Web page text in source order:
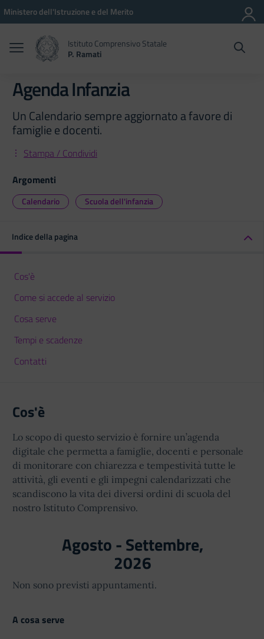
Vai ai contenuti
Vai al menu di navigazione
Vai al footer
Ministero dell'Istruzione e del Merito
Istituto Comprensivo Statale
P. Ramati
Agenda Infanzia
Un Calendario sempre aggiornato a favore di
famiglie e docenti.
Stampa / Condividi
Argomenti
Calendario Scuola dell'infanzia
Indice della pagina
Cos'è
Come si accede al servizio
Cosa serve
Tempi e scadenze
Contatti
Cos'è
Lo scopo di questo servizio è fornire un’agenda
digitale che permetta a famiglie, docenti e personale
di monitorare con chiarezza e tempestività tutte le
attività, gli eventi e gli impegni calendarizzati che
scandiscono la vita dei diversi ordini di scuola del
nostro Istituto Comprensivo.
Agosto - Settembre,
2026
Non sono previsti appuntamenti.
A cosa serve